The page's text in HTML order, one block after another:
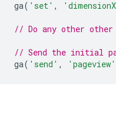
ga( 'set' ,
// Do any other other
// Send the initial
ga( 'send' , 'pageview'